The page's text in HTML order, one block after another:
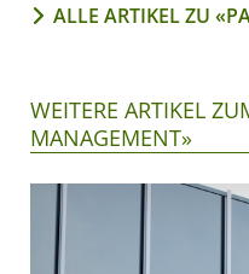
ALLE ARTIKEL ZU
WEITERE ARTIKEL
MANAGEMENT»